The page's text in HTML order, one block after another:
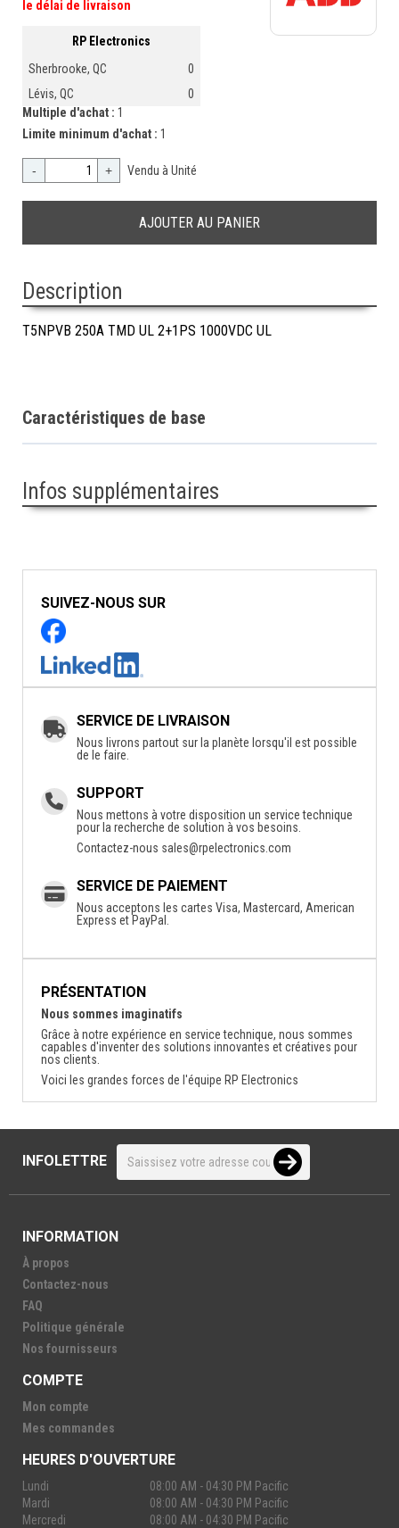
le délai de livraison
RP Electronics
Sherbrooke, QC
0
Lévis, QC
0
Multiple d'achat : 1
Limite minimum d'achat : 1
- + Vendu à Unité
Description
T5NPVB 250A TMD UL 2+1PS 1000VDC UL
Caractéristiques de base
Infos supplémentaires
SUIVEZ-NOUS SUR
SERVICE DE LIVRAISON
Nous livrons partout sur la planète lorsqu'il est possible
de le faire.
SUPPORT
Nous mettons à votre disposition un service technique
pour la recherche de solution à vos besoins.
Contactez-nous sales@rpelectronics.com
SERVICE DE PAIEMENT
Nous acceptons les cartes Visa, Mastercard, American
Express et PayPal.
PRÉSENTATION
Nous sommes imaginatifs
Grâce à notre expérience en service technique, nous sommes
capables d'inventer des solutions innovantes et créatives pour
nos clients.
Voici les grandes forces de l'équipe RP Electronics
INFOLETTRE
INFORMATION
À propos
Contactez-nous
FAQ
Politique générale
Nos fournisseurs
COMPTE
Mon compte
Mes commandes
HEURES D'OUVERTURE
Lundi
08:00 AM - 04:30 PM Pacific
Mardi
08:00 AM - 04:30 PM Pacific
Mercredi
08:00 AM - 04:30 PM Pacific